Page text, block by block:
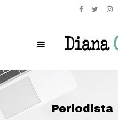
Periodista